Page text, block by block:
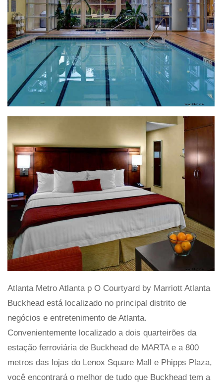
Atlanta Metro Atlanta p O Courtyard by Marriott Atlanta
Buckhead está localizado no principal distrito de
negócios e entretenimento de Atlanta.
Convenientemente localizado a dois quarteirões da
estação ferroviária de Buckhead de MARTA e a 800
metros das lojas do Lenox Square Mall e Phipps Plaza,
você encontrará o melhor de tudo que Buckhead tem a